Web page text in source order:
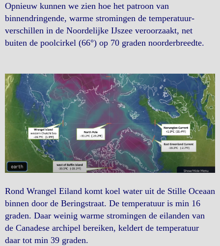
Opnieuw kunnen we zien hoe het patroon van
binnendringende, warme stromingen de temperatuur-
verschillen in de Noordelijke IJszee veroorzaakt, net
buiten de poolcirkel (66°) op 70 graden noorderbreedte.
Rond Wrangel Eiland komt koel water uit de Stille Oceaan
binnen door de Beringstraat. De temperatuur is min 16
graden. Daar weinig warme stromingen de eilanden van
de Canadese archipel bereiken, keldert de temperatuur
daar tot min 39 graden.